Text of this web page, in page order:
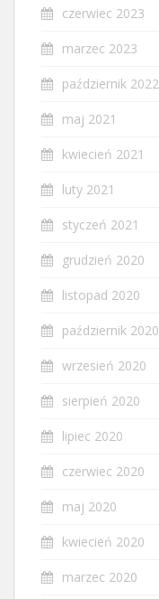
czerwiec 2023
marzec 2023
październik 2022
maj 2021
kwiecień 2021
luty 2021
styczeń 2021
grudzień 2020
listopad 2020
październik 2020
wrzesień 2020
sierpień 2020
lipiec 2020
czerwiec 2020
maj 2020
kwiecień 2020
marzec 2020